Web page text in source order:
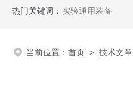
热门关键词： 实验通用装备
当前位置： 首页 > 技术文章